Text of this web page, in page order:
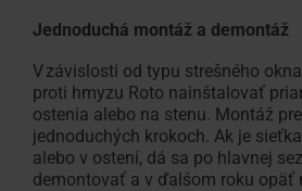
Jednoduchá montáž a demontáž
V závislosti od typu strešného
proti hmyzu Roto nainštalovať
ostenia alebo na stenu. Montáž
jednoduchých krokoch. Ak je
alebo v ostení, dá sa po hlavnej
demontovať a v ďalšom roku opäť